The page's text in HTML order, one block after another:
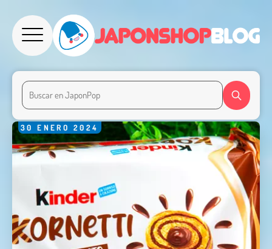
30 ENERO 2024